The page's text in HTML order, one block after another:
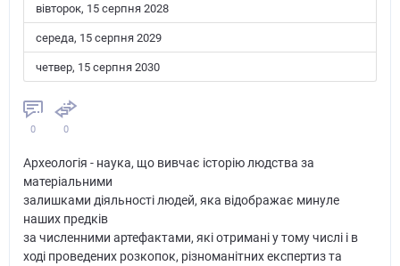
вівторок, 15 серпня 2028
середа, 15 серпня 2029
четвер, 15 серпня 2030
0 0
Археологія - наука, що вивчає історію людства за
матеріальними
залишками діяльності людей, яка відображає минуле
наших предків
за численними артефактами, які отримані у тому числі і в
ході проведених розкопок, різноманітних експертиз та